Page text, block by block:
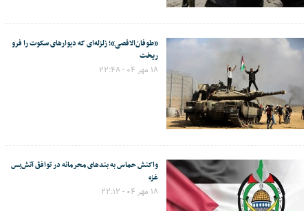
«طوفان‌الاقصی»؛ زلزله‌ای که دیوارهای سکوت را فرو
ریخت
۱۸ مهر ۰۴ - ۲۲:۴۸
واکنش حماس به بندهای محرمانه در توافق آتش‌بس
غزه
۱۸ مهر ۰۴ - ۲۲:۱۲